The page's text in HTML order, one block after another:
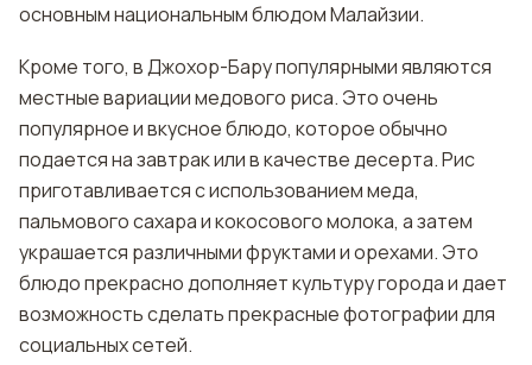
основным национальным блюдом Малайзии.
Кроме того, в Джохор-Бару популярными являются
местные вариации медового риса. Это очень
популярное и вкусное блюдо, которое обычно
подается на завтрак или в качестве десерта. Рис
приготавливается с использованием меда,
пальмового сахара и кокосового молока, а затем
украшается различными фруктами и орехами. Это
блюдо прекрасно дополняет культуру города и дает
возможность сделать прекрасные фотографии для
социальных сетей.